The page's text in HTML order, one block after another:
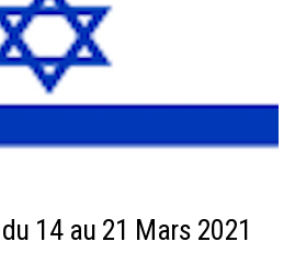
14 au 21 Mars 2021